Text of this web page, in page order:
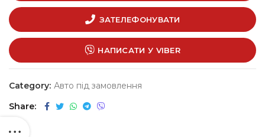
ЗАТЕЛЕФОНУВАТИ
НАПИСАТИ У VIBER
Category: Авто під замовлення
Share